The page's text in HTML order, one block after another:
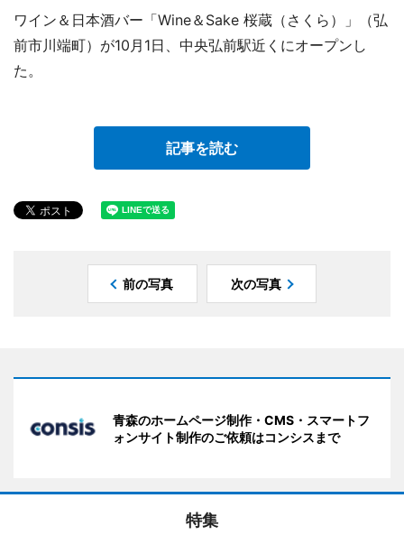
ワイン＆日本酒バー「Wine＆Sake 桜蔵（さくら）」（弘
前市川端町）が10月1日、中央弘前駅近くにオープンし
た。
記事を読む
前の写真 次の写真
青森のホームページ制作・CMS・スマートフ
ォンサイト制作のご依頼はコンシスまで
特集